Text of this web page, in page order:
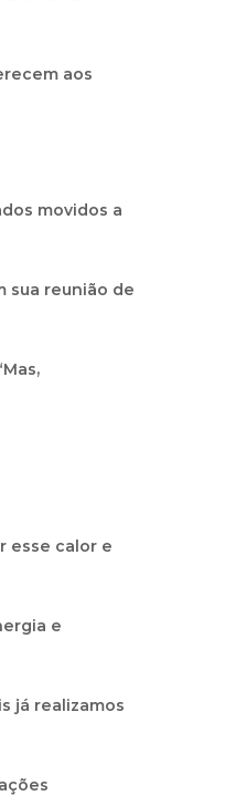
aos
movidos a
sua reunião de
esse calor e
e
já realizamos